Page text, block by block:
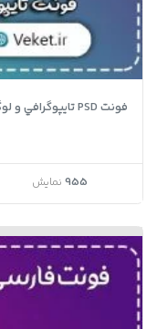
فونت PSD تايپوگرافي و لوگوتايپ تیهو
955 نمایش